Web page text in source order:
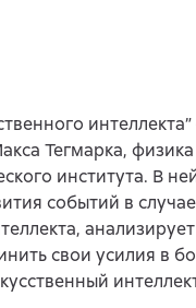
интеллекта”
Тегмарка,
института. В
событий в
свои усилия в